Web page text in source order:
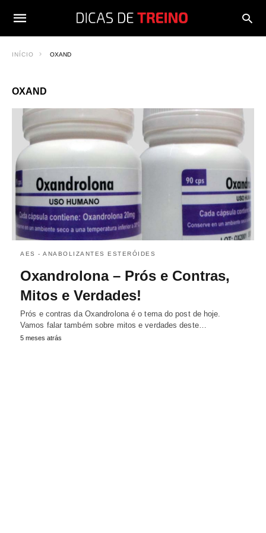
INÍCIO OXAND
OXAND
AES - ANABOLIZANTES ESTERÓIDES
Oxandrolona – Prós e Contras,
Mitos e Verdades!
Prós e contras da Oxandrolona é o tema do post de hoje.
Vamos falar também sobre mitos e verdades deste…
5 meses atrás